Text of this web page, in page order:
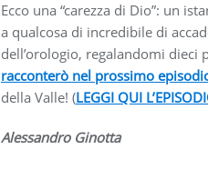
Ecco una “carezza di Dio”: un
a qualcosa di incredibile di
dell’orologio, regalandomi
racconterò nel prossimo
della Valle! (LEGGI QUI
Alessandro Ginotta